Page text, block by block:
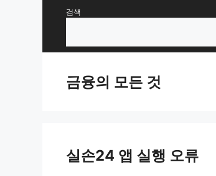
검색
금융의 모든 것
실손24 앱 실행 오류